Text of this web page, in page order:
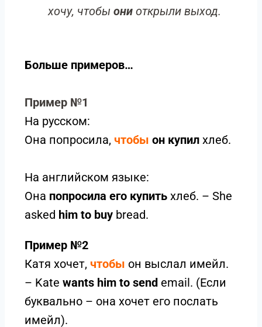
хочу, чтобы они открыли выход.
Больше примеров…
Пример №1
На русском:
Она попросила, чтобы он купил хлеб.
На английском языке:
Она попросила его купить хлеб. – She
asked him to buy bread.
Пример №2
Катя хочет, чтобы он выслал имейл.
– Kate wants him to send email. (Если
буквально – она хочет его послать
имейл).